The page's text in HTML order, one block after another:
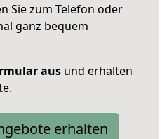
Sie zum Telefon oder
ganz bequem
aus und erhalten
erhalten